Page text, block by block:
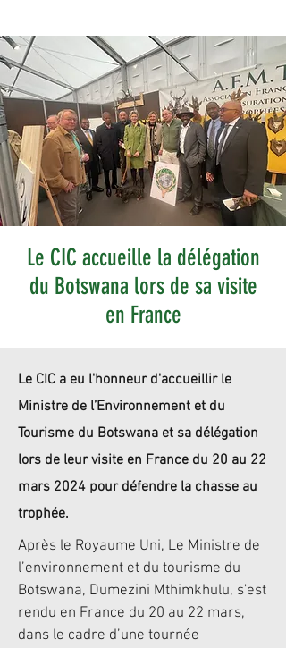
Le CIC accueille la délégation
du Botswana lors de sa visite
en France
Le CIC a eu l'honneur d'accueillir le
Ministre de l’Environnement et du
Tourisme du Botswana et sa délégation
lors de leur visite en France du 20 au 22
mars 2024 pour défendre la chasse au
trophée.
Après le Royaume Uni, Le Ministre de
l’environnement et du tourisme du
Botswana, Dumezini Mthimkhulu, s'est
rendu en France du 20 au 22 mars,
dans le cadre d’une tournée